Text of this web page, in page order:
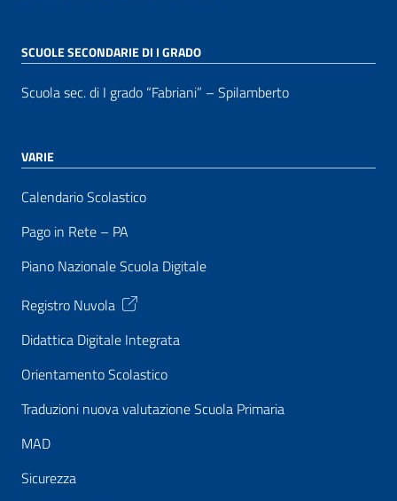
SCUOLE SECONDARIE DI I GRADO
Scuola sec. di I grado “Fabriani” – Spilamberto
VARIE
Calendario Scolastico
Pago in Rete – PA
Piano Nazionale Scuola Digitale
Registro Nuvola
Didattica Digitale Integrata
Orientamento Scolastico
Traduzioni nuova valutazione Scuola Primaria
MAD
Sicurezza